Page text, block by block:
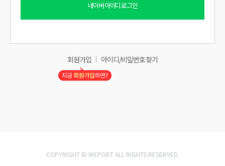
네이버아이디 로그인
회원가입 아이디/비밀번호 찾기
COPYRIGHT © WEPORT ALL RIGHTS RESERVED.